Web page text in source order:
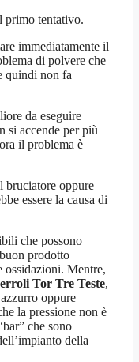
primo tentativo.
immediatamente il
di polvere che
quindi non fa
da eseguire
si accende per più
il problema è
bruciatore oppure
essere la causa di
che possono
prodotto
ossidazioni. Mentre,
Tor Tre Teste,
oppure
la pressione non è
che sono
della